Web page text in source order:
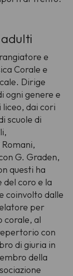
e
Corale e
Dirige
ogni genere e
dai cori
scuole di
G. Graden,
questi ha
coro e la
coinvolto dalle
per
corale, al
con
di giuria in
della